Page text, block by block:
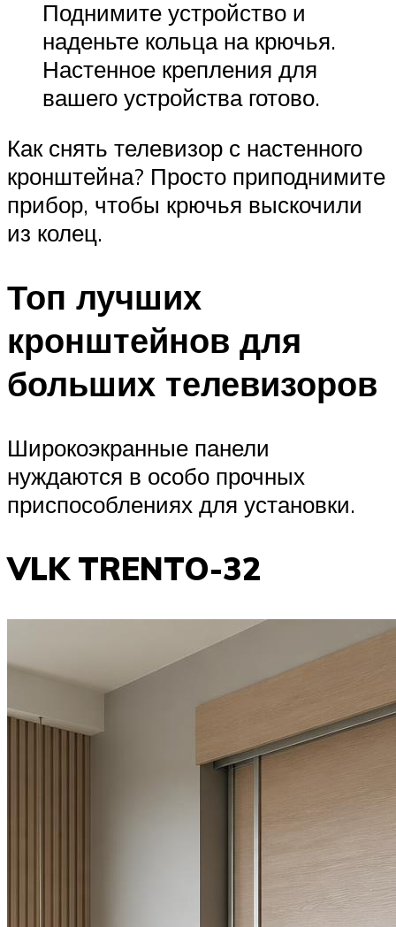
Поднимите устройство и
наденьте кольца на крючья.
Настенное крепления для
вашего устройства готово.
Как снять телевизор с настенного
кронштейна? Просто приподнимите
прибор, чтобы крючья выскочили
из колец.
Топ лучших
кронштейнов для
больших телевизоров
Широкоэкранные панели
нуждаются в особо прочных
приспособлениях для установки.
VLK TRENTO-32